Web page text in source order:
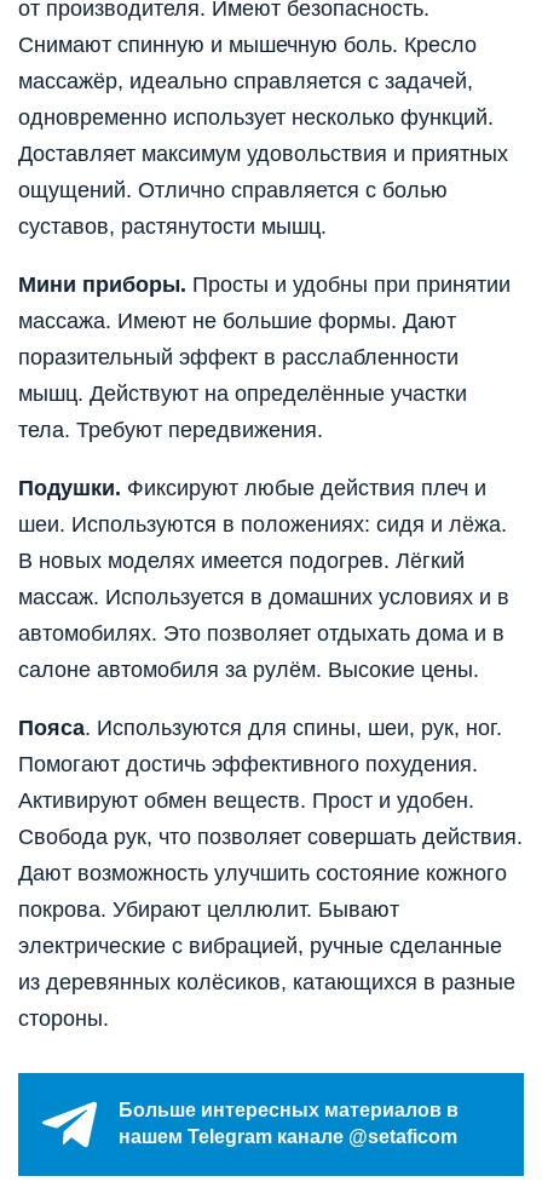
от производителя. Имеют безопасность.
Снимают спинную и мышечную боль. Кресло
массажёр, идеально справляется с задачей,
одновременно использует несколько функций.
Доставляет максимум удовольствия и приятных
ощущений. Отлично справляется с болью
суставов, растянутости мышц.
Мини приборы. Просты и удобны при принятии
массажа. Имеют не большие формы. Дают
поразительный эффект в расслабленности
мышц. Действуют на определённые участки
тела. Требуют передвижения.
Подушки. Фиксируют любые действия плеч и
шеи. Используются в положениях: сидя и лёжа.
В новых моделях имеется подогрев. Лёгкий
массаж. Используется в домашних условиях и в
автомобилях. Это позволяет отдыхать дома и в
салоне автомобиля за рулём. Высокие цены.
Пояса. Используются для спины, шеи, рук, ног.
Помогают достичь эффективного похудения.
Активируют обмен веществ. Прост и удобен.
Свобода рук, что позволяет совершать действия.
Дают возможность улучшить состояние кожного
покрова. Убирают целлюлит. Бывают
электрические с вибрацией, ручные сделанные
из деревянных колёсиков, катающихся в разные
стороны.
Больше интересных материалов в
нашем Telegram канале @setaficom